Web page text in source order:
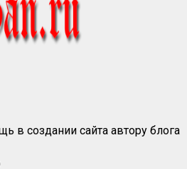
в создании сайта автору блога